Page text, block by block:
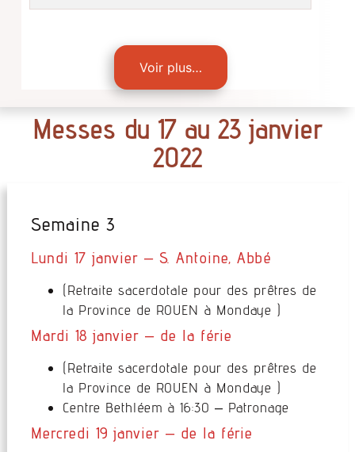
Voir plus…
Messes du 17 au 23 janvier
2022
Semaine 3
Lundi 17 janvier – S. Antoine, Abbé
(Retraite sacerdotale pour des prêtres de
la Province de ROUEN à Mondaye )
Mardi 18 janvier – de la férie
(Retraite sacerdotale pour des prêtres de
la Province de ROUEN à Mondaye )
Centre Bethléem à 16:30 – Patronage
Mercredi 19 janvier – de la férie